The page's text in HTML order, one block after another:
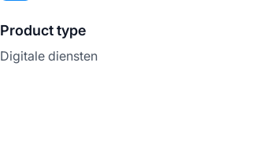
Product type
Digitale diensten